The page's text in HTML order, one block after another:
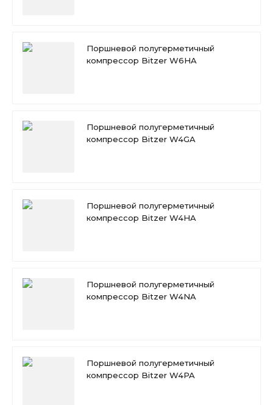
Поршневой полугерметичный
компрессор Bitzer W6HA
Поршневой полугерметичный
компрессор Bitzer W4GA
Поршневой полугерметичный
компрессор Bitzer W4HA
Поршневой полугерметичный
компрессор Bitzer W4NA
Поршневой полугерметичный
компрессор Bitzer W4PA